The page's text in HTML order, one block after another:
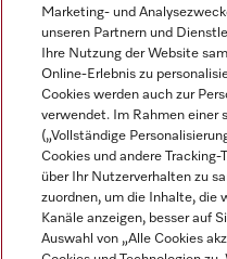
Navigation
Service
Marketing- und
unseren Partnern und
Ihre Nutzung der Website
Online-Erlebnis zu
Cookies werden auch zur
verwendet. Im Rahmen einer
(„Vollständige
Cookies und andere
über Ihr Nutzerverhalten zu
zuordnen, um die Inhalte, die
Kanäle anzeigen, besser auf
Auswahl von „Alle Cookies